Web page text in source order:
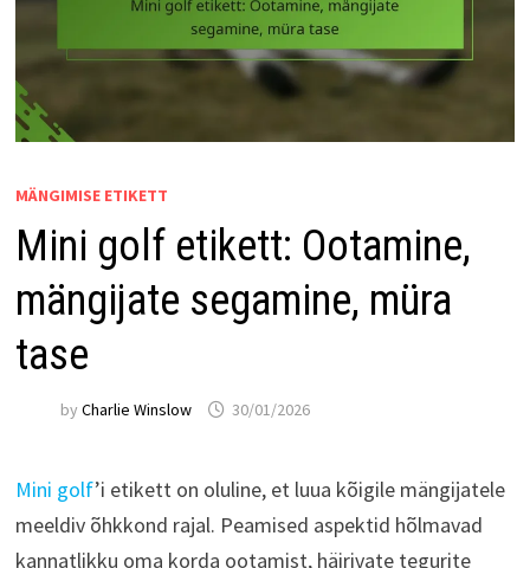
MÄNGIMISE ETIKETT
Mini golf etikett: Ootamine,
mängijate segamine, müra
tase
by Charlie Winslow 30/01/2026
Mini golf’i etikett on oluline, et luua kõigile mängijatele
meeldiv õhkkond rajal. Peamised aspektid hõlmavad
kannatlikku oma korda ootamist, häirivate tegurite